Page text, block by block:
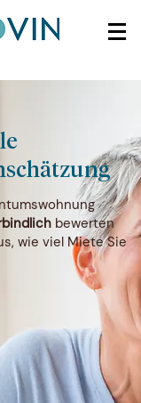
bewerten
wie viel Miete Sie